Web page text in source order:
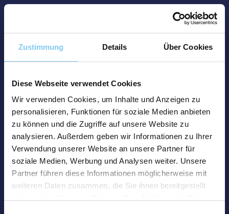
Zustimmung Details Über Cookies
Diese Webseite verwendet Cookies
Wir verwenden Cookies, um Inhalte und Anzeigen zu
personalisieren, Funktionen für soziale Medien anbieten
zu können und die Zugriffe auf unsere Website zu
analysieren. Außerdem geben wir Informationen zu Ihrer
Verwendung unserer Website an unsere Partner für
soziale Medien, Werbung und Analysen weiter. Unsere
Partner führen diese Informationen möglicherweise mit
weiteren Daten zusammen, die Sie ihnen bereitgestellt